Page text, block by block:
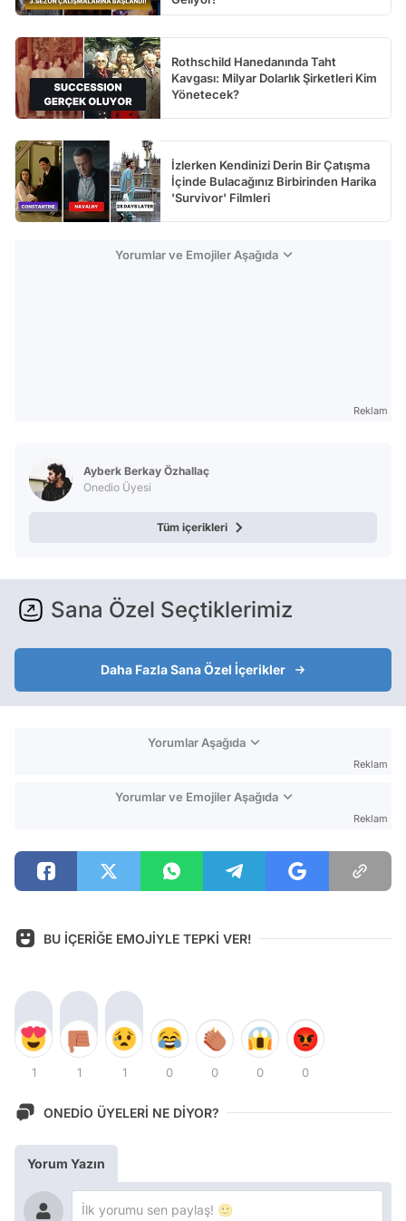
Rothschild Hanedanında Taht
Kavgası: Milyar Dolarlık Şirketleri Kim
Yönetecek?
İzlerken Kendinizi Derin Bir Çatışma
İçinde Bulacağınız Birbirinden Harika
'Survivor' Filmleri
Yorumlar ve Emojiler Aşağıda
Reklam
Ayberk Berkay Özhallaç
Onedio Üyesi
Tüm içerikleri
Sana Özel Seçtiklerimiz
Daha Fazla Sana Özel İçerikler
Yorumlar Aşağıda
Reklam
Yorumlar ve Emojiler Aşağıda
Reklam
BU İÇERİĞE EMOJİYLE TEPKİ VER!
1 1 1 0 0 0 0
ONEDİO ÜYELERİ NE DİYOR?
Yorum Yazın